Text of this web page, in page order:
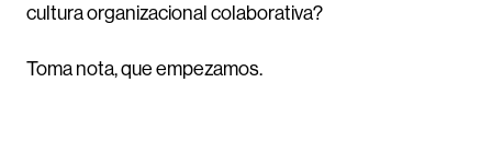
cultura organizacional colaborativa?
Toma nota, que empezamos.